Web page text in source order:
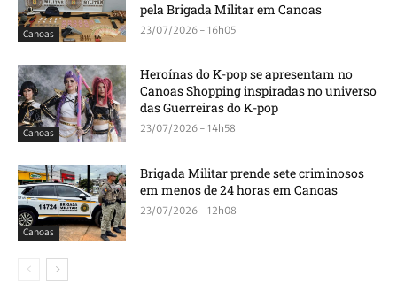
Canoas
pela Brigada Militar em Canoas
23/07/2026 - 16h05
Canoas
Heroínas do K-pop se apresentam no
Canoas Shopping inspiradas no universo
das Guerreiras do K-pop
23/07/2026 - 14h58
Canoas
Brigada Militar prende sete criminosos
em menos de 24 horas em Canoas
23/07/2026 - 12h08